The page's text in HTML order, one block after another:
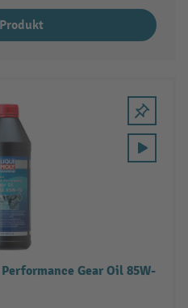
Gear Oil 85W-